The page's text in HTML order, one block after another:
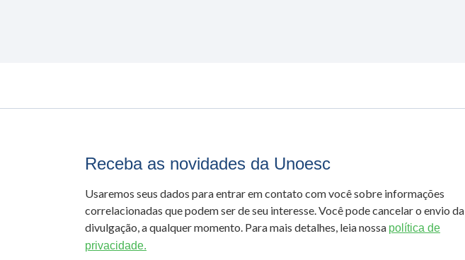
Receba as novidades da Unoesc
Usaremos seus dados para entrar em contato com você sobre informações
correlacionadas que podem ser de seu interesse. Você pode cancelar o envio da
divulgação, a qualquer momento. Para mais detalhes, leia nossa política de
privacidade.